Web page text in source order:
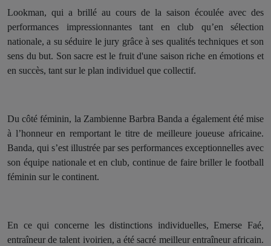
Lookman, qui a brillé au cours de la saison écoulée avec des
performances impressionnantes tant en club qu’en sélection
nationale, a su séduire le jury grâce à ses qualités techniques et son
sens du but. Son sacre est le fruit d'une saison riche en émotions et
en succès, tant sur le plan individuel que collectif.
Du côté féminin, la Zambienne Barbra Banda a également été mise
à l’honneur en remportant le titre de meilleure joueuse africaine.
Banda, qui s’est illustrée par ses performances exceptionnelles avec
son équipe nationale et en club, continue de faire briller le football
féminin sur le continent.
En ce qui concerne les distinctions individuelles, Emerse Faé,
entraîneur de talent ivoirien, a été sacré meilleur entraîneur africain.